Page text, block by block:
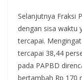
Selanjutnya Fraksi
dengan sisa waktu
tercapai.
tercapai 38,44
pada PAPBD
bertambah Rp 170